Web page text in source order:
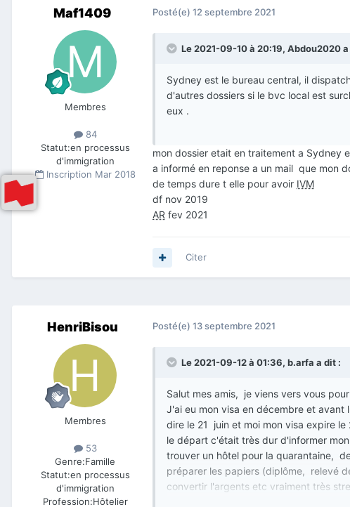
Maf1409
Membres
84
Statut:en processus
d'immigration
Inscription Mar 2018
Posté(e) 12 septembre 2021
Le 2021-09-10 à 20:19, Abdou2020
Sydney est le bureau central, il
d'autres dossiers si le bvc local est
eux .
mon dossier etait en traitement a Sydney
a informé en reponse a un mail que mon
de temps dure t elle pour avoir IVM
df nov 2019
AR fev 2021
Citer
HenriBisou
Membres
53
Genre:Famille
Statut:en processus
d'immigration
Profession:Hôtelier
Posté(e) 13 septembre 2021
Le 2021-09-12 à 01:36, b.arfa a dit :
Salut mes amis, je viens vers vous
J'ai eu mon visa en décembre et avant
dire le 21 juin et moi mon visa expire
le départ c'était très dur d'informer
trouver un hôtel pour la quarantaine,
préparer les papiers (diplôme, relevé
convertir l'argents etc vraiment très